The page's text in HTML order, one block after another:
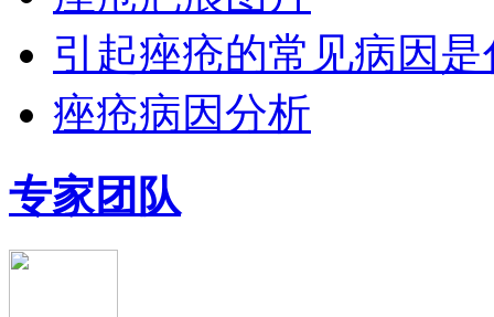
引起痤疮的常见病因
痤疮病因分析
专家团队